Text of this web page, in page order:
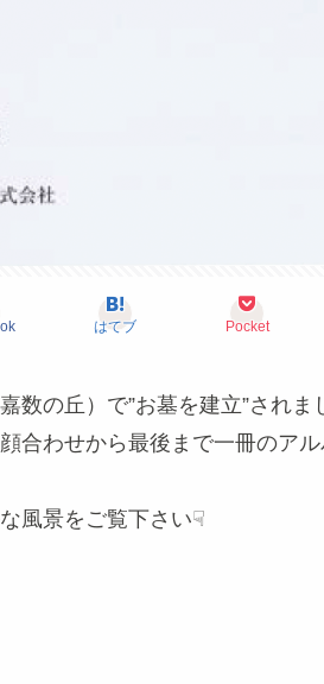
はてブ Pocket
数の丘）で”お墓を建立”されま
合わせから最後まで一冊のア
風景をご覧下さい☟